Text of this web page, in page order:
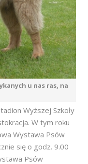
u nas ras, na
Wyższej Szkoły
W tym roku
Wystawa Psów
się o godz. 9.00
Psów